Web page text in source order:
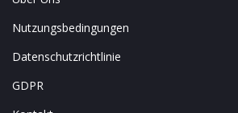
Nutzungsbedingungen
Datenschutzrichtlinie
GDPR